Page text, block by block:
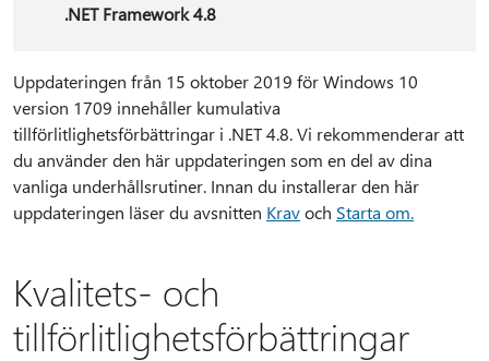
.NET Framework 4.8
Uppdateringen från 15 oktober 2019 för Windows 10
version 1709 innehåller kumulativa
tillförlitlighetsförbättringar i .NET 4.8. Vi rekommenderar att
du använder den här uppdateringen som en del av dina
vanliga underhållsrutiner. Innan du installerar den här
uppdateringen läser du avsnitten Kravoch Starta om.
Kvalitets- och
tillförlitlighetsförbättringar